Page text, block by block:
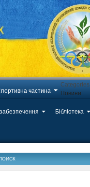
частина
Бібліотека
Categories
Новини